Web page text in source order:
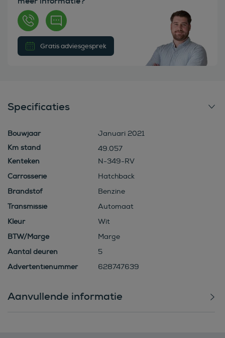
Gratis adviesgesprek
Specificaties
Bouwjaar
Januari 2021
49.057
Kenteken
N-349-RV
Carrosserie
Hatchback
Brandstof
Benzine
Transmissie
Automaat
Kleur
Wit
BTW/Marge
Marge
Aantal deuren
5
Advertentienummer
628747639
Aanvullende informatie